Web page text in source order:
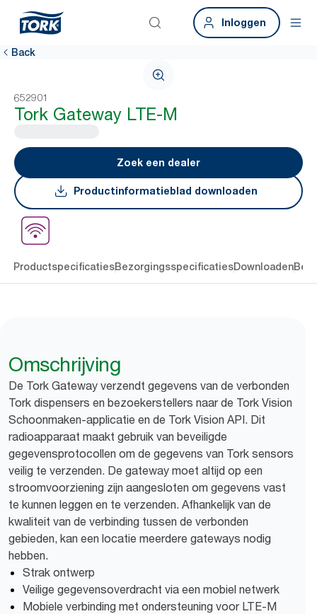
Inloggen
Back
652901
Tork Gateway LTE-M
Zoek een dealer
Productinformatieblad downloaden
ProductspecificatiesBezorgingsspecificatiesDownloaden
Omschrijving
De Tork Gateway verzendt gegevens van de verbonden
Tork dispensers en bezoekerstellers naar de Tork Vision
Schoonmaken-applicatie en de Tork Vision API. Dit
radioapparaat maakt gebruik van beveiligde
gegevensprotocollen om de gegevens van Tork sensors
veilig te verzenden. De gateway moet altijd op een
stroomvoorziening zijn aangesloten om gegevens vast
te kunnen leggen en te verzenden. Afhankelijk van de
kwaliteit van de verbinding tussen de verbonden
gebieden, kan een locatie meerdere gateways nodig
hebben.
Strak ontwerp
Veilige gegevensoverdracht via een mobiel netwerk
Mobiele verbinding met ondersteuning voor LTE-M